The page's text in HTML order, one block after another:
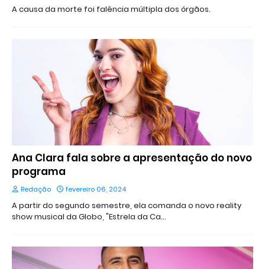
A causa da morte foi falência múltipla dos órgãos.
Ana Clara fala sobre a apresentação do novo
programa
Redação fevereiro 06, 2024
A partir do segundo semestre, ela comanda o novo reality
show musical da Globo, "Estrela da Ca…